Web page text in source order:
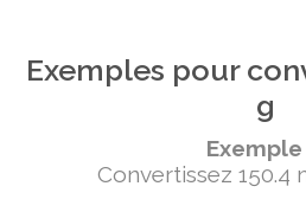
Exemples pour
g
Exemple
Convertissez 150.4